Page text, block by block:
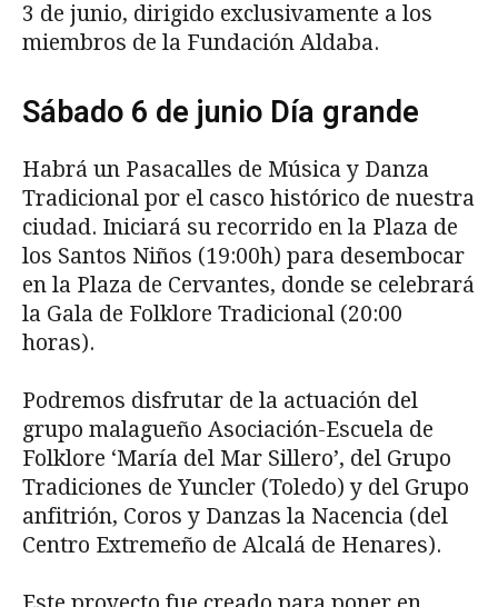
3 de junio, dirigido exclusivamente a los
miembros de la Fundación Aldaba.
Sábado 6 de junio Día grande
Habrá un Pasacalles de Música y Danza
Tradicional por el casco histórico de nuestra
ciudad. Iniciará su recorrido en la Plaza de
los Santos Niños (19:00h) para desembocar
en la Plaza de Cervantes, donde se celebrará
la Gala de Folklore Tradicional (20:00
horas).
Podremos disfrutar de la actuación del
grupo malagueño Asociación-Escuela de
Folklore ‘María del Mar Sillero’, del Grupo
Tradiciones de Yuncler (Toledo) y del Grupo
anfitrión, Coros y Danzas la Nacencia (del
Centro Extremeño de Alcalá de Henares).